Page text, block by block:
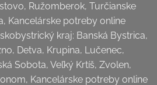
Ružomberok, Turčianske
Kancelárske potreby online
kraj: Banská Bystrica,
Detva, Krupina, Lučenec,
Sobota, Veľký Krtíš, Zvolen,
Kancelárske potreby online